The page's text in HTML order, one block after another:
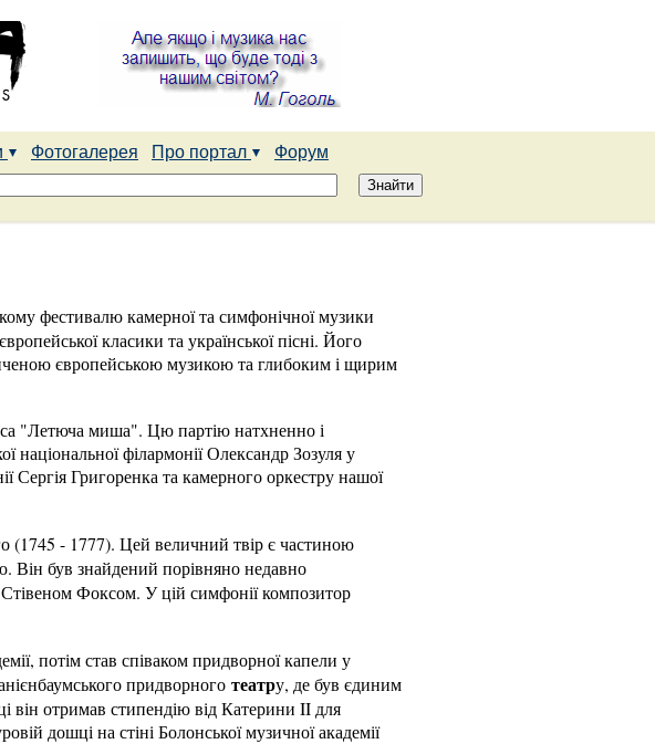
Фотогалерея Про портал
Форум
фестивалю камерної та симфонічної музики
класики та української пісні. Його
європейською музикою та глибоким і щирим
"Летюча миша". Цю партію натхненно і
національної філармонії Олександр Зозуля у
Сергія Григоренка та камерного оркестру нашої
(1745 - 1777). Цей величний твір є частиною
Він був знайдений порівняно недавно
Стівеном Фоксом. У цій симфонії композитор
потім став співаком придворної капели у
придворного театру, де був єдиним
він отримав стипендію від Катерини II для
дошці на стіні Болонської музичної академії